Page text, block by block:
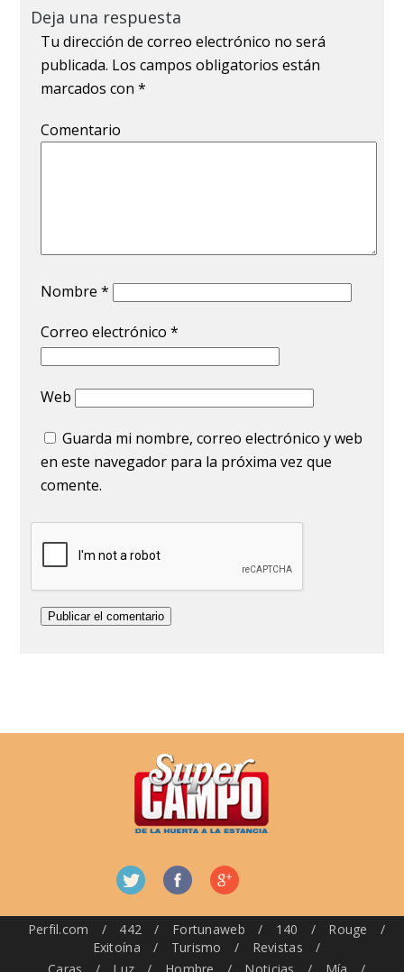
Deja una respuesta
Tu dirección de correo electrónico no será
publicada. Los campos obligatorios están
marcados con*
Comentario
Nombre*
Correo electrónico*
Web
Guarda mi nombre, correo electrónico y web
en este navegador para la próxima vez que
comente.
Perfil.com / 442 / Fortunaweb / 140 / Rouge
/
Exitoína
/ Turismo / Revistas
/